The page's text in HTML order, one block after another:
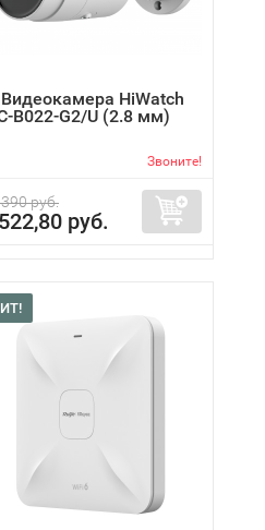
HiWatch
B022-G2/U (2.8 мм)
Звоните!
руб.
руб.